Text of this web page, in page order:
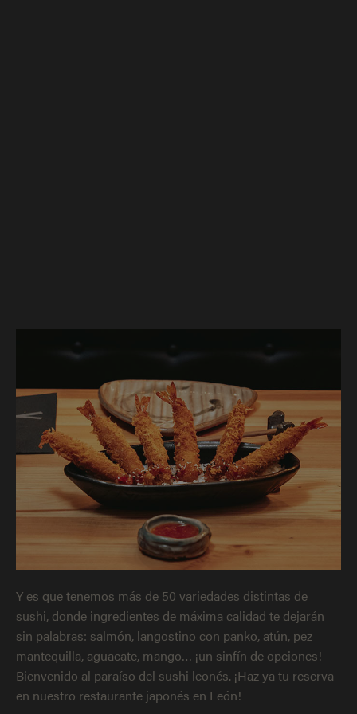
Y es que tenemos más de 50 variedades distintas de
sushi, donde ingredientes de máxima calidad te dejarán
sin palabras: salmón, langostino con panko, atún, pez
mantequilla, aguacate, mango… ¡un sinfín de opciones!
Bienvenido al paraíso del sushi leonés. ¡Haz ya tu reserva
en nuestro restaurante japonés en León!